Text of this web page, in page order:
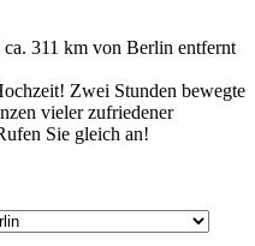
ca. 311 km von Berlin entfernt
Zwei Stunden bewegte
vieler zufriedener
Sie gleich an!